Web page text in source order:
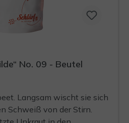
No. 09 - Beutel
Langsam wischt sie sich
Schweiß von der Stirn.